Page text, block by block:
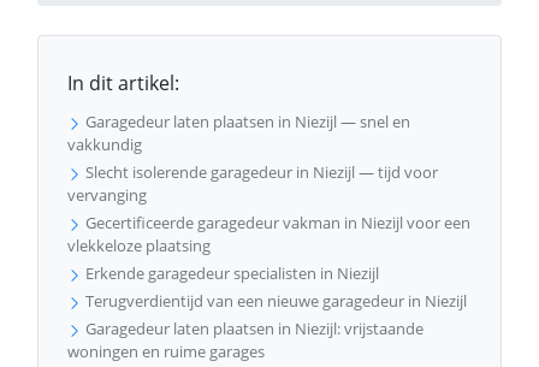
In dit artikel:
Garagedeur laten plaatsen in Niezijl — snel en
vakkundig
Slecht isolerende garagedeur in Niezijl — tijd voor
vervanging
Gecertificeerde garagedeur vakman in Niezijl voor een
vlekkeloze plaatsing
Erkende garagedeur specialisten in Niezijl
Terugverdientijd van een nieuwe garagedeur in Niezijl
Garagedeur laten plaatsen in Niezijl: vrijstaande
woningen en ruime garages